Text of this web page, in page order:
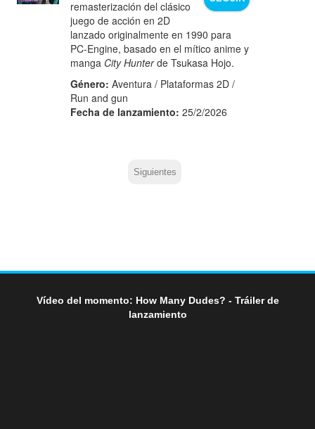
remasterización del clásico
juego de acción en 2D
lanzado originalmente en 1990 para
PC‑Engine, basado en el mítico anime y
manga City Hunterde Tsukasa Hojo.
Género: Aventura / Plataformas 2D /
Run and gun
Fecha de lanzamiento: 25/2/2026
Siguientes
Vídeo del momento: How Many Dudes? - Tráiler de
lanzamiento